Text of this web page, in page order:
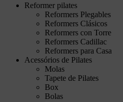
Reformer pilates
Reformers Plegables
Reformers Clásicos
Reformers con Torre
Reformers Cadillac
Reformers para Casa
Acessórios de Pilates
Molas
Tapete de Pilates
Box
Bolas